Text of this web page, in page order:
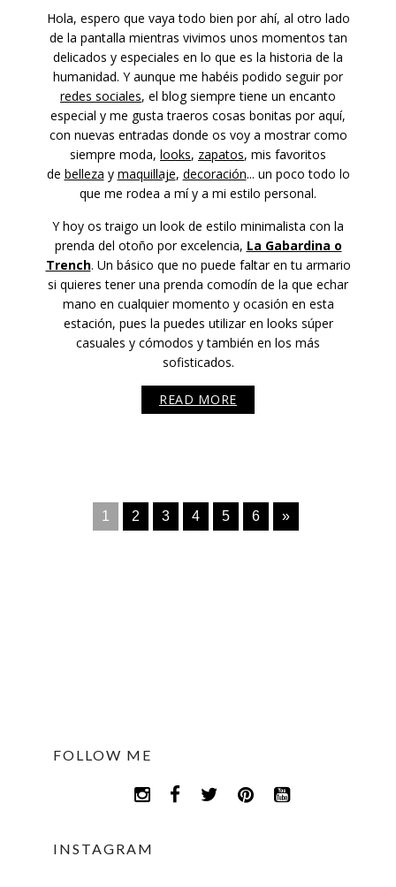
Hola, espero que vaya todo bien por ahí, al otro lado
de la pantalla mientras vivimos unos momentos tan
delicados y especiales en lo que es la historia de la
humanidad. Y aunque me habéis podido seguir por
redes sociales, el blog siempre tiene un encanto
especial y me gusta traeros cosas bonitas por aquí,
con nuevas entradas donde os voy a mostrar como
siempre moda, looks, zapatos, mis favoritos
de belleza y maquillaje, decoración... un poco todo lo
que me rodea a mí y a mi estilo personal.
Y hoy os traigo un look de estilo minimalista con la
prenda del otoño por excelencia, La Gabardina o
Trench. Un básico que no puede faltar en tu armario
si quieres tener una prenda comodín de la que echar
mano en cualquier momento y ocasión en esta
estación, pues la puedes utilizar en looks súper
casuales y cómodos y también en los más
sofisticados.
READ MORE
1 2 3 4 5 6 »
FOLLOW ME
INSTAGRAM